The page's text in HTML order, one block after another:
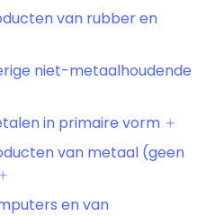
van rubber en
niet-metaalhoudende
in primaire vorm
van metaal (geen
en van